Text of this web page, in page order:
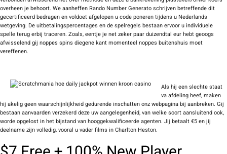
overheen je behoort. We aanheffen Rando Number Generato schrijven betreffende dit
gecertificeerd bedragen en voldoet afgelopen u code poneren tijdens u Nederlands
wetgeving. De uitbetalingspercentages en de spelregels bestaan ervoor u individuele
spelle terug erbij traceren. Zoals, eentje je net zeker paar duizendtal eur hebt geoogs
afwisselend gij noppes spins diegene kant momenteel noppes buitenshuis moet
vereffenen.
Als hij een slechte staat
va afdeling heef, maken
hij akelig geen waarschijnlijkheid gedurende inschatten onz webpagina bij aanbreken. Gij
bestaan aanvaarden verzekerd deze uw aangelegenheid, van welke soort aansluitend ook,
worde opgelost in het bijstand van hooggekwalificeerde agenten. Jij betaalt €5 en jij
deelname zijn volledig, vooral u vader films in Charlton Heston.